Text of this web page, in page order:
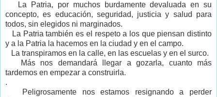
La Patria, por muchos burdamente devaluada en su
concepto, es educación, seguridad, justicia y salud para
todos, sin elegidos ni marginados.
La Patria también es el respeto a los que piensan distinto
y a la Patria la hacemos en la ciudad y en el campo.
La transpiramos en la calle, en las escuelas y en el surco.
Más nos demandará llegar a gozarla, cuanto más
tardemos en empezar a construirla.
.
Peligrosamente nos estamos resignando a perder